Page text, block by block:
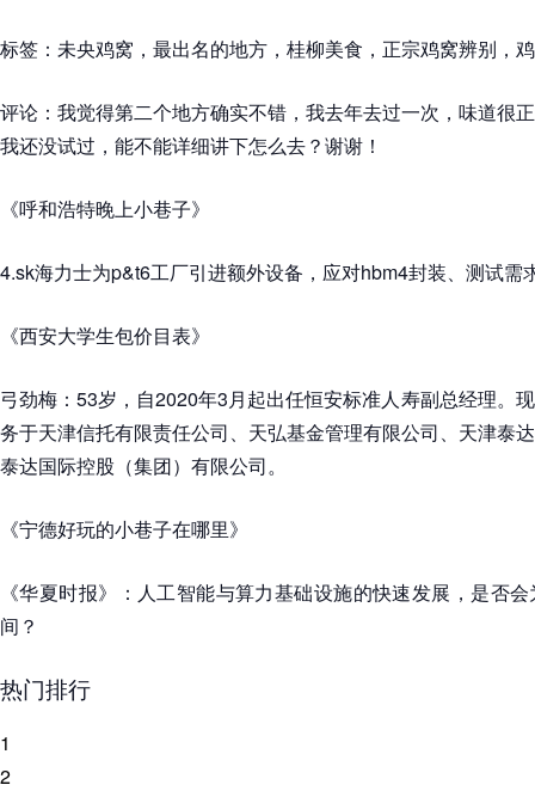
标签：未央鸡窝，最出名的地方，桂柳美食，正宗鸡窝辨别，
评论：我觉得第二个地方确实不错，我去年去过一次，味道很
我还没试过，能不能详细讲下怎么去？谢谢！
《呼和浩特晚上小巷子》
4.sk海力士为p&t6工厂引进额外设备，应对hbm4封装、测试需
《西安大学生包价目表》
弓劲梅：53岁，自2020年3月起出任恒安标准人寿副总经理。
务于天津信托有限责任公司、天弘基金管理有限公司、天津泰
泰达国际控股（集团）有限公司。
《宁德好玩的小巷子在哪里》
《华夏时报》：人工智能与算力基础设施的快速发展，是否
间？
热门排行
1
2